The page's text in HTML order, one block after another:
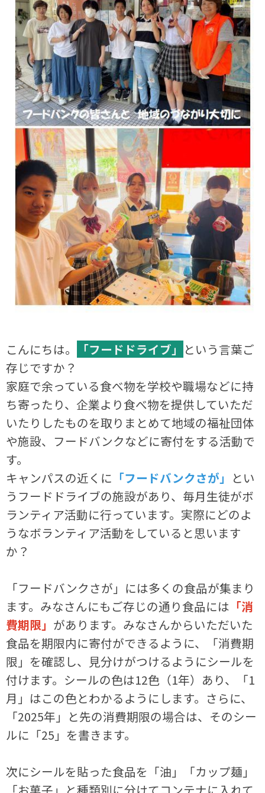
こんにちは。 「フードドライブ」 という言葉ご
存じですか？
家庭で余っている食べ物を学校や職場などに持
ち寄ったり、企業より食べ物を提供していただ
いたりしたものを取りまとめて地域の福祉団体
や施設、フードバンクなどに寄付をする活動で
す。
キャンパスの近くに 「フードバンクさが」 とい
うフードドライブの施設があり、毎月生徒がボ
ランティア活動に行っています。実際にどのよ
うなボランティア活動をしていると思います
か？
「フードバンクさが」には多くの食品が集まり
ます。みなさんにもご存じの通り食品には 「消
費期限」 があります。みなさんからいただいた
食品を期限内に寄付ができるように、「消費期
限」を確認し、見分けがつけるようにシールを
付けます。シールの色は12色（1年）あり、「1
月」はこの色とわかるようにします。さらに、
「2025年」と先の消費期限の場合は、そのシー
ルに「25」を書きます。
次にシールを貼った食品を「油」「カップ麺」
「お菓子」と種類別に分けてコンテナに入れて